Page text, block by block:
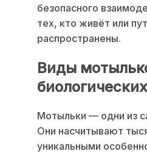
безопасного
тех, кто живёт или
распространены.
Виды
Мотыльки — одни из
Они насчитывают
уникальными